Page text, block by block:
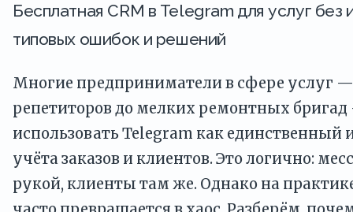
Бесплатная CRM в Telegram для услуг без
типовых ошибок и решений
Многие предприниматели в сфере услуг
репетиторов до мелких ремонтных
использовать Telegram как единственный
учёта заказов и клиентов. Это логично:
рукой, клиенты там же. Однако на